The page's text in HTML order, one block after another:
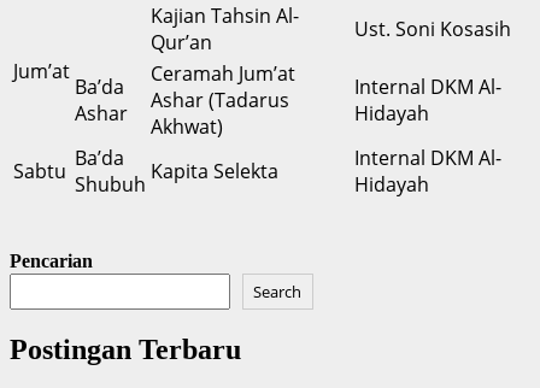
Jum’at
Kajian Tahsin Al-
Qur’an
Ust. Soni Kosasih
Ba’da
Ashar
Ceramah Jum’at
Ashar (Tadarus
Akhwat)
Internal DKM Al-
Hidayah
Sabtu Ba’da
Shubuh Kapita Selekta
Internal DKM Al-
Hidayah
Pencarian
Search
Postingan Terbaru